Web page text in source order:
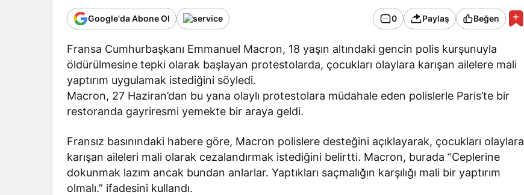
Google'da Abone Ol 0 Paylaş Beğen
Fransa Cumhurbaşkanı Emmanuel Macron, 18 yaşın altındaki gencin polis kurşunuyla
öldürülmesine tepki olarak başlayan protestolarda, çocukları olaylara karışan ailelere mali
yaptırım uygulamak istediğini söyledi.
Macron, 27 Haziran’dan bu yana olaylı protestolara müdahale eden polislerle Paris’te bir
restoranda gayriresmi yemekte bir araya geldi.
Fransız basınındaki habere göre, Macron polislere desteğini açıklayarak, çocukları olaylara
karışan aileleri mali olarak cezalandırmak istediğini belirtti. Macron, burada “Ceplerine
dokunmak lazım ancak bundan anlarlar. Yaptıkları saçmalığın karşılığı mali bir yaptırım
olmalı.” ifadesini kullandı.